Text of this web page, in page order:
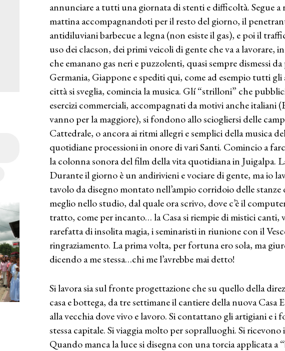
annunciare a tutti una giornata di stenti e difficoltà. Segue
mattina accompagnandoti per il resto del giorno, il
antidiluviani barbecue a legna (non esiste il gas), e poi il
uso dei clacson, dei primi veicoli di gente che va a lavorare,
che emanano gas neri e puzzolenti, quasi sempre dismessi
Germania, Giappone e spediti qui, come ad esempio tutti
città si sveglia, comincia la musica. Glí “strilloni” che
esercizi commerciali, accompagnati da motivi anche italiani
vanno per la maggiore), si fondono allo sciogliersi delle
Cattedrale, o ancora ai ritmi allegri e semplici della musica
quotidiane processioni in onore di vari Santi. Comincio a
la colonna sonora del film della vita quotidiana in Juigalpa.
Durante il giorno è un andirivieni e vociare di gente, ma io
tavolo da disegno montato nell’ampio corridoio delle stanze
meglio nello studio, dal quale ora scrivo, dove c’è il
tratto, come per incanto… la Casa si riempie di mistici canti,
rarefatta di insolita magia, i seminaristi in riunione con il
ringraziamento. La prima volta, per fortuna ero sola, ma
dicendo a me stessa…chi me l’avrebbe mai detto!
Si lavora sia sul fronte progettazione che su quello della
casa e bottega, da tre settimane il cantiere della nuova Casa
alla vecchia dove vivo e lavoro. Si contattano gli artigiani e
stessa capitale. Si viaggia molto per sopralluoghi. Si
Quando manca la luce si disegna con una torcia applicata a